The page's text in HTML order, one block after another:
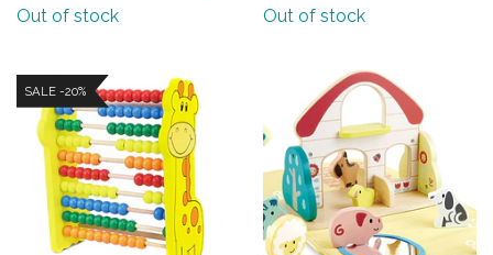
Out of stock Out of stock
SALE -20%